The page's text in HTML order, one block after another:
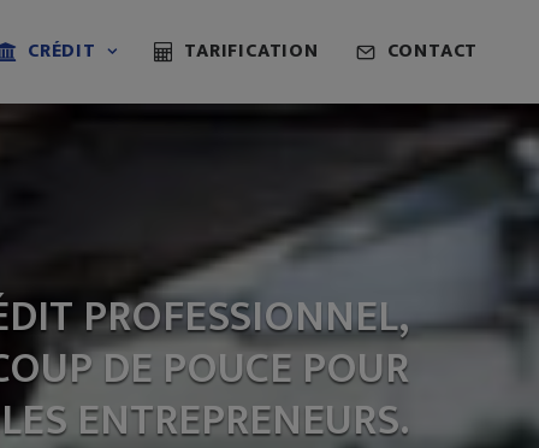
CRÉDIT TARIFICATION CONTACT
PROFESSIONNEL,
DE POUCE POUR
LES ENTREPRENEURS.